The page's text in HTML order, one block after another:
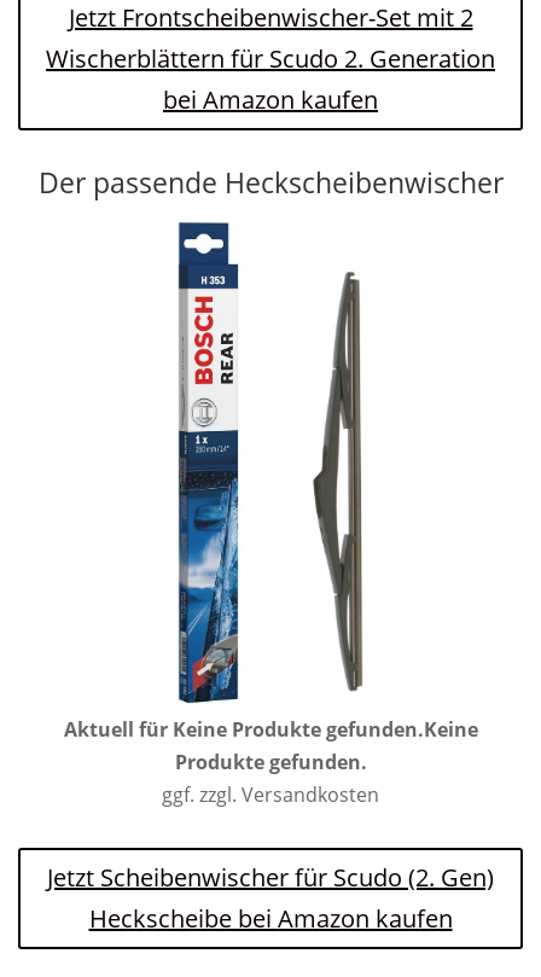
Jetzt Frontscheibenwischer-Set mit 2
Wischerblättern für Scudo 2. Generation
bei Amazon kaufen
Der passende Heckscheibenwischer
Aktuell für Keine Produkte gefunden.Keine
Produkte gefunden.
ggf. zzgl. Versandkosten
Jetzt Scheibenwischer für Scudo (2. Gen)
Heckscheibe bei Amazon kaufen